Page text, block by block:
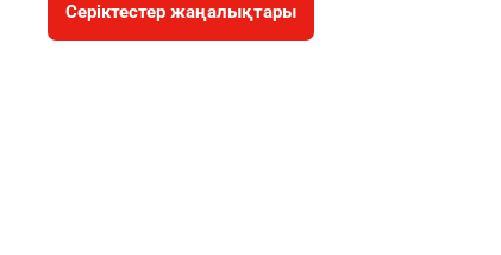
Серіктестер жаңалықтары